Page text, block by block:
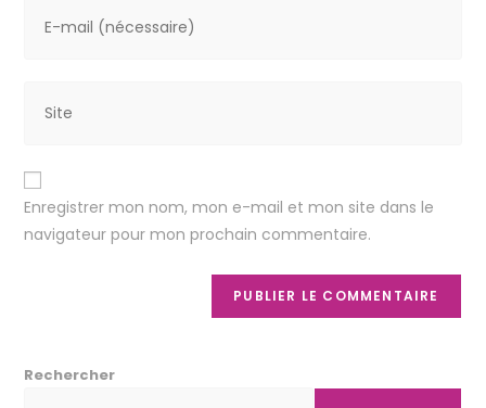
Enregistrer mon nom, mon e-mail et mon site dans le
navigateur pour mon prochain commentaire.
Rechercher